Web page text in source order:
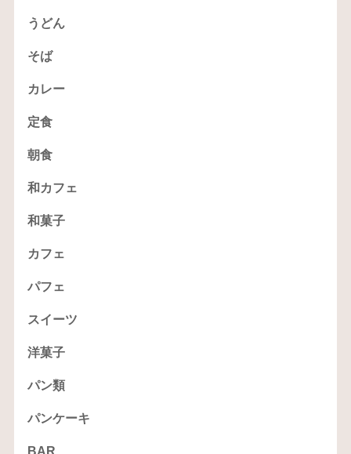
うどん
そば
カレー
定食
朝食
和カフェ
和菓子
カフェ
パフェ
スイーツ
洋菓子
パン類
パンケーキ
BAR